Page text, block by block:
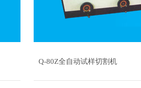
Q-80Z全自动试样切割机